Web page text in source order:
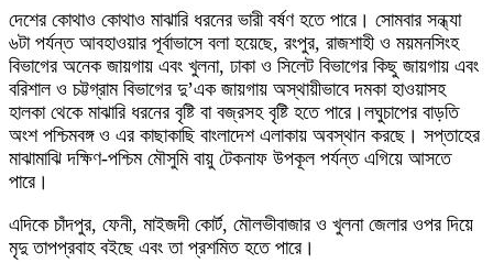
দেশের কোথাও কোথাও মাঝারি ধরনের ভারী বর্ষণ হতে পারে। সোমবার সন্ধ্যা
৬টা পর্যন্ত আবহাওয়ার পূর্বাভাসে বলা হয়েছে, রংপুর, রাজশাহী ও ময়মনসিংহ
বিভাগের অনেক জায়গায় এবং খুলনা, ঢাকা ও সিলেট বিভাগের কিছু জায়গায় এবং
বরিশাল ও চট্টগ্রাম বিভাগের দু’এক জায়গায় অস্থায়ীভাবে দমকা হাওয়াসহ
হালকা থেকে মাঝারি ধরনের বৃষ্টি বা বজ্রসহ বৃষ্টি হতে পারে।লঘুচাপের বাড়তি
অংশ পশ্চিমবঙ্গ ও এর কাছাকাছি বাংলাদেশ এলাকায় অবস্থান করছে। সপ্তাহের
মাঝামাঝি দক্ষিণ-পশ্চিম মৌসুমি বায়ু টেকনাফ উপকূল পর্যন্ত এগিয়ে আসতে
পারে।
এদিকে চাঁদপুর, ফেনী, মাইজদী কোর্ট, মৌলভীবাজার ও খুলনা জেলার ওপর দিয়ে
মৃদু তাপপ্রবাহ বইছে এবং তা প্রশমিত হতে পারে।